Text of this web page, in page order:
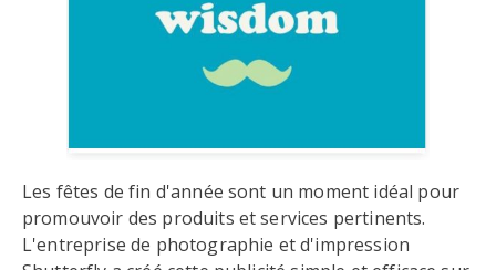
Les fêtes de fin d'année sont un moment idéal pour
promouvoir des produits et services pertinents.
L'entreprise de photographie et d'impression